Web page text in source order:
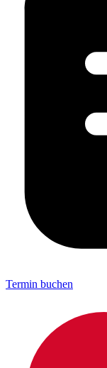
Termin buchen